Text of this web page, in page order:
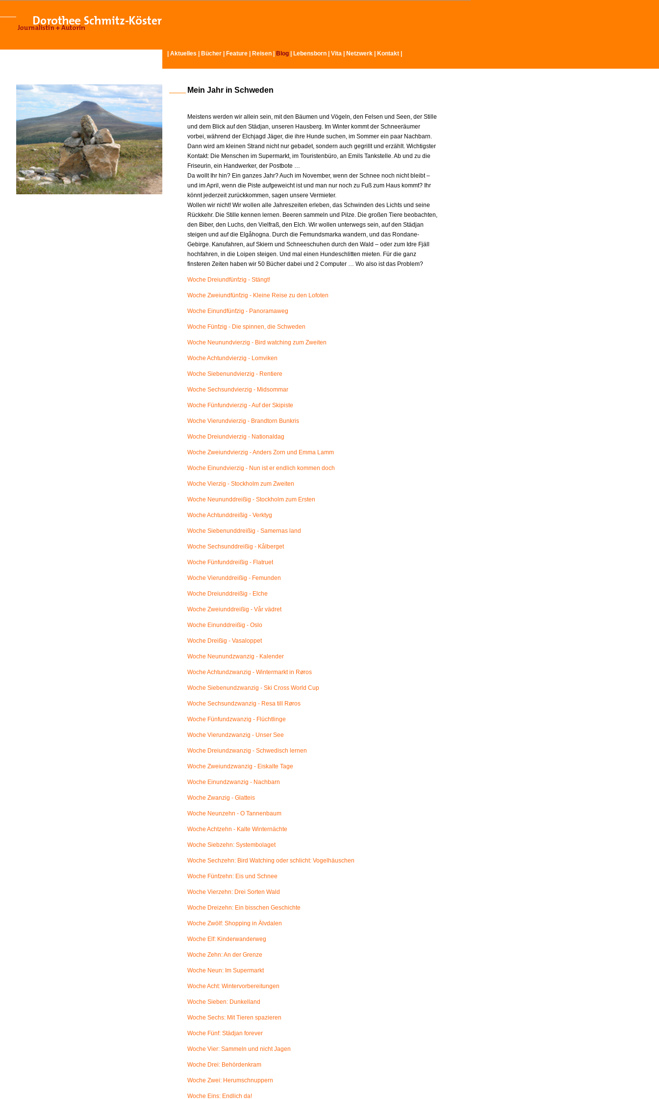
Aktuelles Bücher Feature Reisen Blog Lebensborn Vita Netzwerk Kontakt
Mein Jahr in Schweden
Meistens werden wir allein sein, mit den Bäumen und Vögeln, den Felsen und Seen, der Stille
und dem Blick auf den Städjan, unseren Hausberg. Im Winter kommt der Schneeräumer
vorbei, während der Elchjagd Jäger, die ihre Hunde suchen, im Sommer ein paar Nachbarn.
Dann wird am kleinen Strand nicht nur gebadet, sondern auch gegrillt und erzählt. Wichtigster
Kontakt: Die Menschen im Supermarkt, im Touristenbüro, an Emils Tankstelle. Ab und zu die
Friseurin, ein Handwerker, der Postbote …
Da wollt Ihr hin? Ein ganzes Jahr? Auch im November, wenn der Schnee noch nicht bleibt –
und im April, wenn die Piste aufgeweicht ist und man nur noch zu Fuß zum Haus kommt? Ihr
könnt jederzeit zurückkommen, sagen unsere Vermieter.
Wollen wir nicht! Wir wollen alle Jahreszeiten erleben, das Schwinden des Lichts und seine
Rückkehr. Die Stille kennen lernen. Beeren sammeln und Pilze. Die großen Tiere beobachten,
den Biber, den Luchs, den Vielfraß, den Elch. Wir wollen unterwegs sein, auf den Städjan
steigen und auf die Elgåhogna. Durch die Femundsmarka wandern, und das Rondane-
Gebirge. Kanufahren, auf Skiern und Schneeschuhen durch den Wald – oder zum Idre Fjäll
hochfahren, in die Loipen steigen. Und mal einen Hundeschlitten mieten. Für die ganz
finsteren Zeiten haben wir 50 Bücher dabei und 2 Computer … Wo also ist das Problem?
Woche Dreiundfünfzig - Stängt!
Woche Zweiundfünfzig - Kleine Reise zu den Lofoten
Woche Einundfünfzig - Panoramaweg
Woche Fünfzig - Die spinnen, die Schweden
Woche Neunundvierzig - Bird watching zum Zweiten
Woche Achtundvierzig - Lomviken
Woche Siebenundvierzig - Rentiere
Woche Sechsundvierzig - Midsommar
Woche Fünfundvierzig - Auf der Skipiste
Woche Vierundvierzig - Brandtorn Bunkris
Woche Dreiundvierzig - Nationaldag
Woche Zweiundvierzig - Anders Zorn und Emma Lamm
Woche Einundvierzig - Nun ist er endlich kommen doch
Woche Vierzig - Stockholm zum Zweiten
Woche Neununddreißig - Stockholm zum Ersten
Woche Achtunddreißig - Verktyg
Woche Siebenunddreißig - Samernas land
Woche Sechsunddreißig - Kålberget
Woche Fünfunddreißig - Flatruet
Woche Vierunddreißig - Femunden
Woche Dreiunddreißig - Elche
Woche Zweiunddreißig - Vår vädret
Woche Einunddreißig - Oslo
Woche Dreißig - Vasaloppet
Woche Neunundzwanzig - Kalender
Woche Achtundzwanzig - Wintermarkt in Røros
Woche Siebenundzwanzig - Ski Cross World Cup
Woche Sechsundzwanzig - Resa till Røros
Woche Fünfundzwanzig - Flüchtlinge
Woche Vierundzwanzig - Unser See
Woche Dreiundzwanzig - Schwedisch lernen
Woche Zweiundzwanzig - Eiskalte Tage
Woche Einundzwanzig - Nachbarn
Woche Zwanzig - Glatteis
Woche Neunzehn - O Tannenbaum
Woche Achtzehn - Kalte Winternächte
Woche Siebzehn: Systembolaget
Woche Sechzehn: Bird Watching oder schlicht: Vogelhäuschen
Woche Fünfzehn: Eis und Schnee
Woche Vierzehn: Drei Sorten Wald
Woche Dreizehn: Ein bisschen Geschichte
Woche Zwölf: Shopping in Älvdalen
Woche Elf: Kinderwanderweg
Woche Zehn: An der Grenze
Woche Neun: Im Supermarkt
Woche Acht: Wintervorbereitungen
Woche Sieben: Dunkelland
Woche Sechs: Mit Tieren spazieren
Woche Fünf: Städjan forever
Woche Vier: Sammeln und nicht Jagen
Woche Drei: Behördenkram
Woche Zwei: Herumschnuppern
Woche Eins: Endlich da!